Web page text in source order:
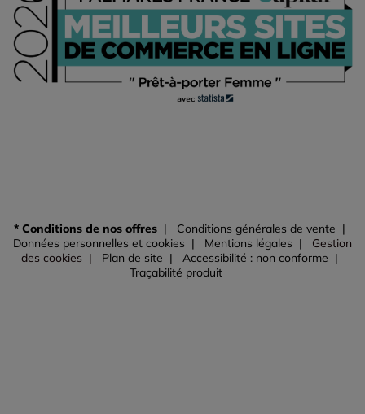
* Conditions de nos offres
Conditions générales de vente
Données personnelles et cookies
Mentions légales
Gestion
des cookies
Plan de site
Accessibilité : non conforme
Traçabilité produit